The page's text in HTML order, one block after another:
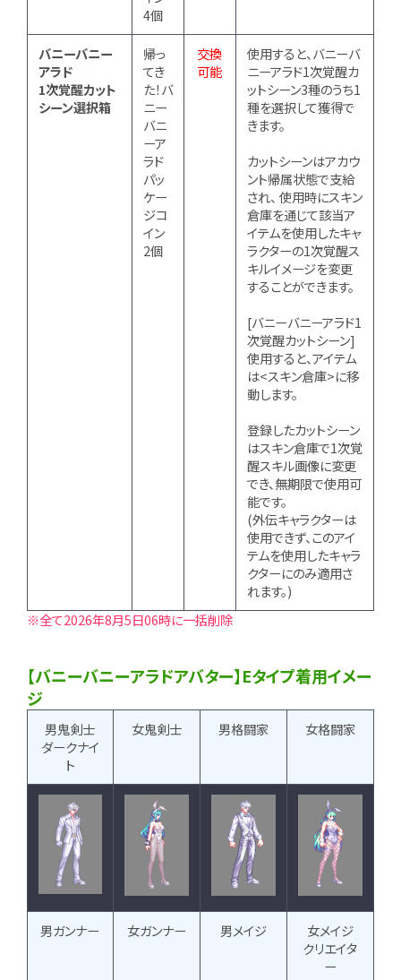
4個
バニーバニー
アラド
1次覚醒カット
シーン選択箱
帰っ
てき
た！バ
ニー
バニ
ーア
ラド
パッ
ケー
ジコ
イン
2個
交換
可能
使用すると、バニーバ
ニーアラド1次覚醒カ
ットシーン3種のうち1
種を選択して獲得で
きます。
カットシーンはアカウ
ント帰属状態で支給
され、 使用時にスキン
倉庫を通じて該当ア
イテムを使用したキャ
ラクターの1次覚醒ス
キルイメージを変更
することができます。
[バニーバニーアラド1
次覚醒カットシーン]
使用すると、アイテム
は<スキン倉庫>に移
動します。
登録したカットシーン
はスキン倉庫で1次覚
醒スキル画像に変更
でき、無期限で使用可
能です。
(外伝キャラクターは
使用できず、このアイ
テムを使用したキャラ
クターにのみ適用さ
れます。)
※全て2026年8月5日06時に一括削除
【バニーバニーアラドアバター】Eタイプ着用イメー
ジ
男鬼剣士
ダークナイ
ト
女鬼剣士 男格闘家 女格闘家
男ガンナー 女ガンナー 男メイジ
女メイジ
クリエイタ
ー